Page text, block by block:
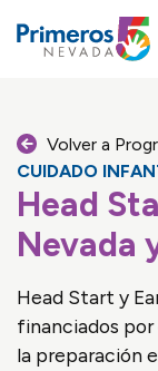
Volver a
CUIDADO
Head
Nevada
Head Start y
financiados
la preparación